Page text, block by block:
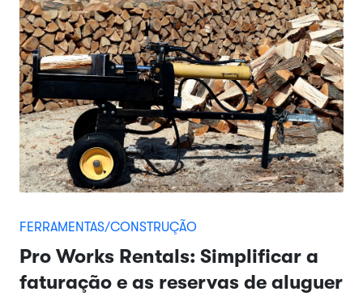
FERRAMENTAS/CONSTRUÇÃO
Pro Works Rentals: Simplificar a
faturação e as reservas de aluguer